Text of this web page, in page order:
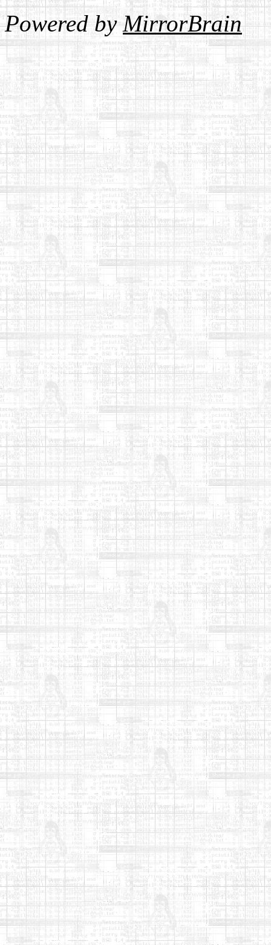
Powered byMirrorBrain